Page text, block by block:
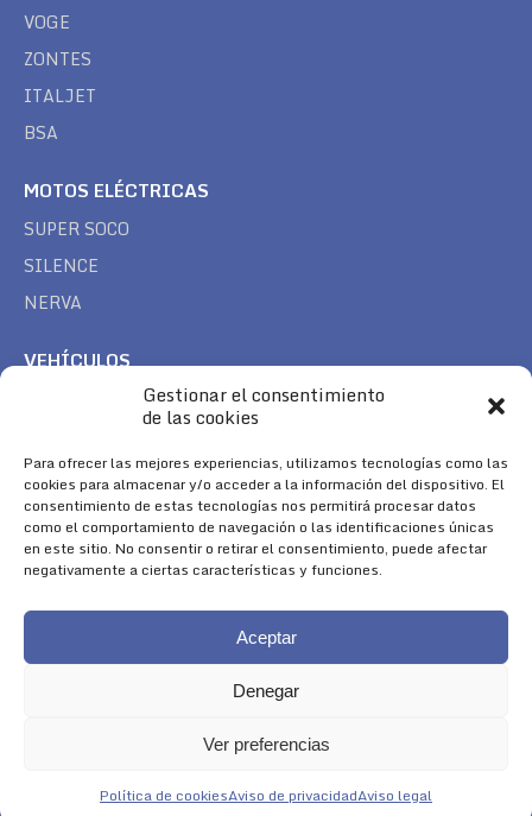
Gestionar el consentimiento
de las cookies
Para ofrecer las mejores experiencias, utilizamos tecnologías como las
cookies para almacenar y/o acceder a la información del dispositivo. El
consentimiento de estas tecnologías nos permitirá procesar datos
como el comportamiento de navegación o las identificaciones únicas
en este sitio. No consentir o retirar el consentimiento, puede afectar
negativamente a ciertas características y funciones.
Aceptar
Denegar
Ver preferencias
Política de cookiesAviso de privacidadAviso legal
VOGE
ZONTES
ITALJET
BSA
MOTOS ELÉCTRICAS
SUPER SOCO
SILENCE
NERVA
VEHÍCULOS
TREK
SÍGUENOS
Encuéntranos en:
Facebook
page
YouTube
page
Instagram
page
Aviso Legal|Política de Cookies